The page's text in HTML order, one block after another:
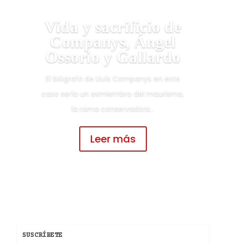
Vida y sacrificio de
Companys, Ángel
Ossorio y Gallardo
El biógrafo de Lluís Companys en este
caso sería un exmiembro del maurismo,
la rama conservadora...
Leer más
SUSCRÍBETE